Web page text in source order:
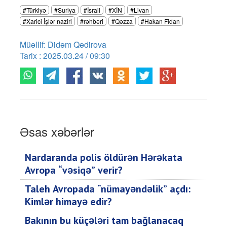
#Türkiyə #Suriya #İsrail #XİN
#Livan
#Xarici İşlər naziri
#rəhbəri #Qəzza #Hakan Fidan
Müəllif: Didəm Qədirova
Tarix : 2025.03.24 / 09:30
Əsas xəbərlər
Nardaranda polis öldürən Hərəkata
Avropa “vəsiqə” verir?
Taleh Avropada “nümayəndəlik” açdı:
Kimlər himayə edir?
Bakının bu küçələri tam bağlanacaq